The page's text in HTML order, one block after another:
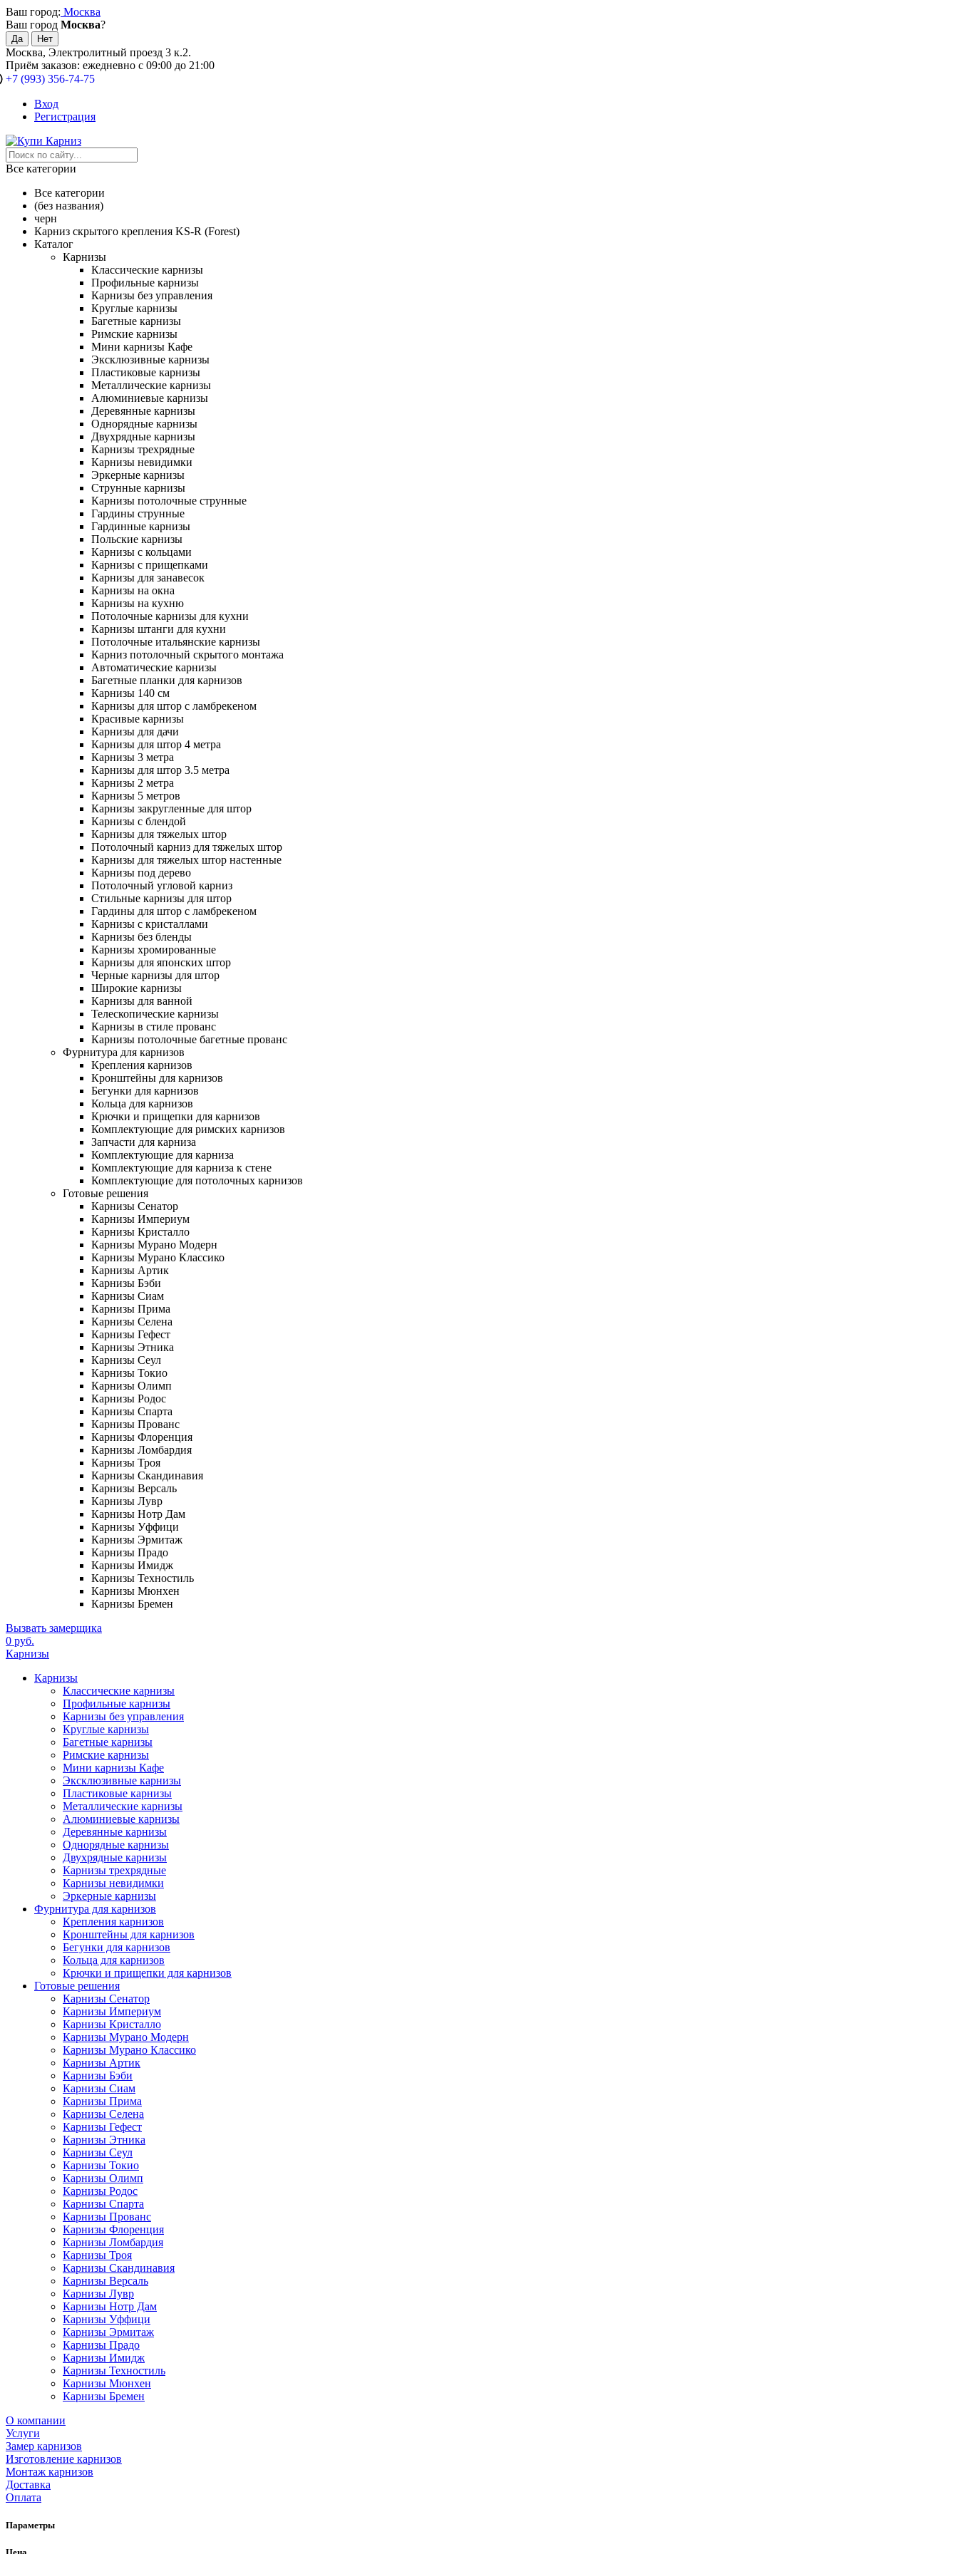
Ваш город: Москва
Ваш город Москва?
Москва, Электролитный проезд 3 к.2.
Приём заказов: ежедневно с 09:00 до 21:00
+7 (993) 356-74-75
Вход
Регистрация
Все категории
Все категории
(без названия)
черн
Карниз скрытого крепления KS-R (Forest)
Каталог
Карнизы
Классические карнизы
Профильные карнизы
Карнизы без управления
Круглые карнизы
Багетные карнизы
Римские карнизы
Мини карнизы Кафе
Эксклюзивные карнизы
Пластиковые карнизы
Металлические карнизы
Алюминиевые карнизы
Деревянные карнизы
Однорядные карнизы
Двухрядные карнизы
Карнизы трехрядные
Карнизы невидимки
Эркерные карнизы
Струнные карнизы
Карнизы потолочные струнные
Гардины струнные
Гардинные карнизы
Польские карнизы
Карнизы с кольцами
Карнизы с прищепками
Карнизы для занавесок
Карнизы на окна
Карнизы на кухню
Потолочные карнизы для кухни
Карнизы штанги для кухни
Потолочные итальянские карнизы
Карниз потолочный скрытого монтажа
Автоматические карнизы
Багетные планки для карнизов
Карнизы 140 см
Карнизы для штор с ламбрекеном
Красивые карнизы
Карнизы для дачи
Карнизы для штор 4 метра
Карнизы 3 метра
Карнизы для штор 3.5 метра
Карнизы 2 метра
Карнизы 5 метров
Карнизы закругленные для штор
Карнизы с блендой
Карнизы для тяжелых штор
Потолочный карниз для тяжелых штор
Карнизы для тяжелых штор настенные
Карнизы под дерево
Потолочный угловой карниз
Стильные карнизы для штор
Гардины для штор с ламбрекеном
Карнизы с кристаллами
Карнизы без бленды
Карнизы хромированные
Карнизы для японских штор
Черные карнизы для штор
Широкие карнизы
Карнизы для ванной
Телескопические карнизы
Карнизы в стиле прованс
Карнизы потолочные багетные прованс
Фурнитура для карнизов
Крепления карнизов
Кронштейны для карнизов
Бегунки для карнизов
Кольца для карнизов
Крючки и прищепки для карнизов
Комплектующие для римских карнизов
Запчасти для карниза
Комплектующие для карниза
Комплектующие для карниза к стене
Комплектующие для потолочных карнизов
Готовые решения
Карнизы Сенатор
Карнизы Империум
Карнизы Кристалло
Карнизы Мурано Модерн
Карнизы Мурано Классико
Карнизы Артик
Карнизы Бэби
Карнизы Сиам
Карнизы Прима
Карнизы Селена
Карнизы Гефест
Карнизы Этника
Карнизы Сеул
Карнизы Токио
Карнизы Олимп
Карнизы Родос
Карнизы Спарта
Карнизы Прованс
Карнизы Флоренция
Карнизы Ломбардия
Карнизы Троя
Карнизы Скандинавия
Карнизы Версаль
Карнизы Лувр
Карнизы Нотр Дам
Карнизы Уффици
Карнизы Эрмитаж
Карнизы Прадо
Карнизы Имидж
Карнизы Техностиль
Карнизы Мюнхен
Карнизы Бремен
Вызвать замерщика
0 руб.
Карнизы
Карнизы
Классические карнизы
Профильные карнизы
Карнизы без управления
Круглые карнизы
Багетные карнизы
Римские карнизы
Мини карнизы Кафе
Эксклюзивные карнизы
Пластиковые карнизы
Металлические карнизы
Алюминиевые карнизы
Деревянные карнизы
Однорядные карнизы
Двухрядные карнизы
Карнизы трехрядные
Карнизы невидимки
Эркерные карнизы
Фурнитура для карнизов
Крепления карнизов
Кронштейны для карнизов
Бегунки для карнизов
Кольца для карнизов
Крючки и прищепки для карнизов
Готовые решения
Карнизы Сенатор
Карнизы Империум
Карнизы Кристалло
Карнизы Мурано Модерн
Карнизы Мурано Классико
Карнизы Артик
Карнизы Бэби
Карнизы Сиам
Карнизы Прима
Карнизы Селена
Карнизы Гефест
Карнизы Этника
Карнизы Сеул
Карнизы Токио
Карнизы Олимп
Карнизы Родос
Карнизы Спарта
Карнизы Прованс
Карнизы Флоренция
Карнизы Ломбардия
Карнизы Троя
Карнизы Скандинавия
Карнизы Версаль
Карнизы Лувр
Карнизы Нотр Дам
Карнизы Уффици
Карнизы Эрмитаж
Карнизы Прадо
Карнизы Имидж
Карнизы Техностиль
Карнизы Мюнхен
Карнизы Бремен
О компании
Услуги
Замер карнизов
Изготовление карнизов
Монтаж карнизов
Доставка
Оплата
Параметры